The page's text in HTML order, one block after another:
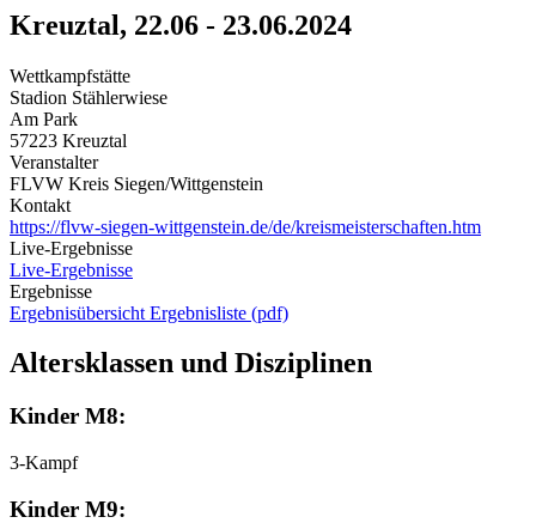
Kreuztal, 22.06 - 23.06.2024
Wettkampfstätte
Stadion Stählerwiese
Am Park
57223 Kreuztal
Veranstalter
FLVW Kreis Siegen/Wittgenstein
Kontakt
https://flvw-siegen-wittgenstein.de/de/kreismeisterschaften.htm
Live-Ergebnisse
Live-Ergebnisse
Ergebnisse
Ergebnisübersicht Ergebnisliste (pdf)
Altersklassen und Disziplinen
Kinder M8:
3-Kampf
Kinder M9: